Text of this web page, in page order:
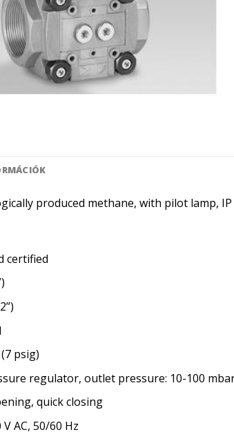
produced methane, with pilot lamp,
certified
psig)
regulator, outlet pressure: 10-100
quick closing
AC, 50/60 Hz